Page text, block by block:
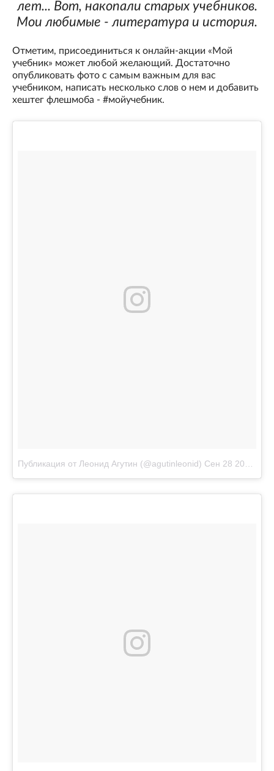
лет... Вот, накопали старых учебников.
Мои любимые - литература и история.
Отметим, присоединиться к онлайн-акции «Мой
учебник» может любой желающий. Достаточно
опубликовать фото с самым важным для вас
учебником, написать несколько слов о нем и добавить
хештег флешмоба - #мойучебник.
Публикация от Леонид Агутин (@agutinleonid) Сен 28 2017 в 1:43 PDT